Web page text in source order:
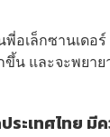
อเล็กซานเดอ
น และจะพยา
ระเทศไทย